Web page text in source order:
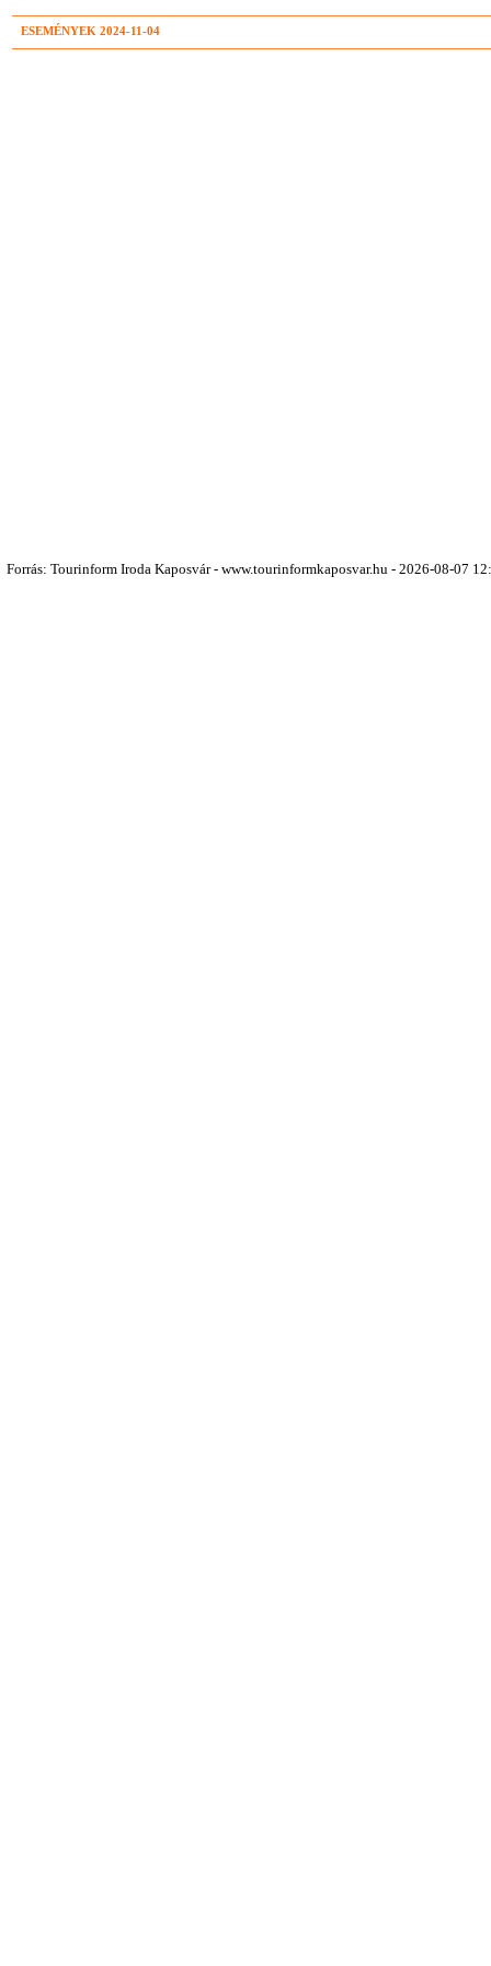
ESEMÉNYEK 2024-11-04
Forrás: Tourinform Iroda Kaposvár - www.tourinformkaposvar.hu - 2026-08-07